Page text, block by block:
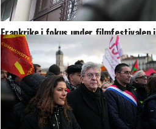
Frankrike i fokus under filmfestivalen i
Haugesund